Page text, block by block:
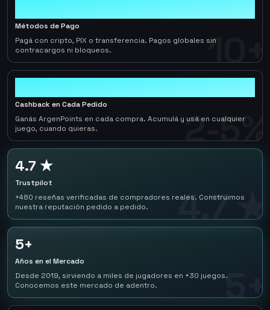
10+
Métodos de Pago
Pagá con cripto, PIX o transferencia. Pagos globales sin
contracargos ni bloqueos.
2-5%
Cashback en Cada Pedido
Ganás ArgenPoints en cada compra. Acumulá y usá en cualquier
juego, cuando quieras.
4.7 ★
4.7 ★
Trustpilot
+480 reseñas verificadas de compradores reales. Construimos
nuestra reputación pedido a pedido.
5+
5+
Años en el Mercado
Desde 2019, sirviendo a miles de jugadores en +30 juegos.
Conocemos este mercado de adentro.